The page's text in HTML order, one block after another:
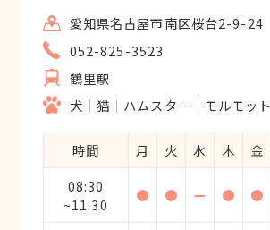
愛知県名古屋市南区桜台2-9-24
052-825-3523
鶴里駅
犬
猫 ハムスター モルモット
時間 月 火 水 木 金
08:30
~11:30
● ● ー ● ●